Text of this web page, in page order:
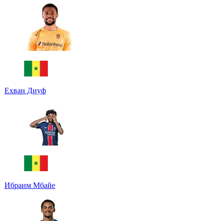
Ехван Диуф
Ибраим Мбайе